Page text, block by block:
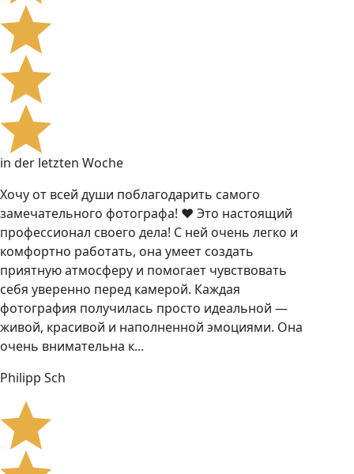
in der letzten Woche
Хочу от всей души поблагодарить самого
замечательного фотографа! ❤️ Это настоящий
профессионал своего дела! С ней очень легко и
комфортно работать, она умеет создать
приятную атмосферу и помогает чувствовать
себя уверенно перед камерой. Каждая
фотография получилась просто идеальной —
живой, красивой и наполненной эмоциями. Она
очень внимательна к...
Philipp Sch